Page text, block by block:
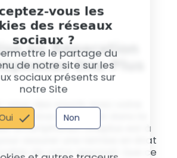
vous les
des réseaux
sociaux ?
le partage du
de notre site sur les
sociaux présents sur
notre Site
Non
en Réparation
One Plus
vous des soucis avec votre
service spécialisé dans la
smartphones Oneplus est à
assurer une remise en état
de votre appareil. Que ce